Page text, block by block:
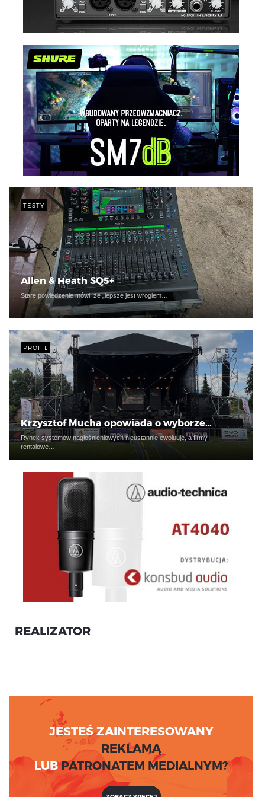
TESTY
Allen & Heath SQ5+
Stare powiedzenie mówi, że „lepsze jest wrogiem…
PROFIL
Krzysztof Mucha opowiada o wyborze…
Rynek systemów nagłośnieniowych nieustannie ewoluuje, a firmy
rentalowe…
REALIZATOR
JESTEŚ ZAINTERESOWANY
REKLAMĄ
LUBPATRONATEM MEDIALNYM?